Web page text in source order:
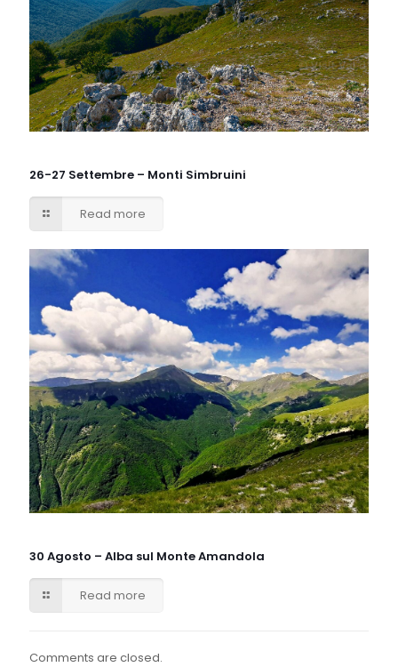
26-27 Settembre – Monti Simbruini
Read more
30 Agosto – Alba sul Monte Amandola
Read more
Comments are closed.